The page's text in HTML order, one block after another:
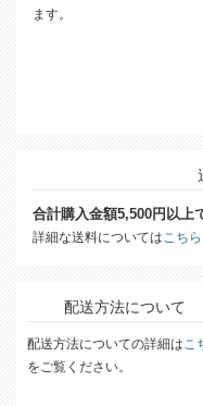
ます。
配送方法について